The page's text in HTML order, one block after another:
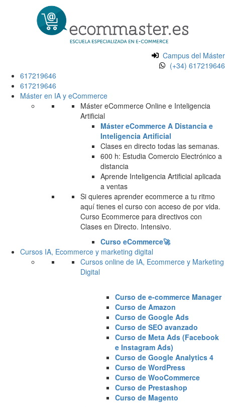
Campus del Máster
(+34) 617219646
617219646
617219646
Máster en IA y eCommerce
Máster eCommerce Online e Inteligencia
Artificial
Máster eCommerce A Distancia e
Inteligencia Artificial
Clases en directo todas las semanas.
600 h: Estudia Comercio Electrónico a
distancia
Aprende Inteligencia Artificial aplicada
a ventas
Si quieres aprender ecommerce a tu ritmo
aquí tienes el curso con acceso de por vida.
Curso Ecommerce para directivos con
Clases en Directo. Intensivo.
Curso eCommerce🚀
Cursos IA, Ecommerce y marketing digital
Cursos online de IA, Ecommerce y Marketing
Digital
Curso de e-commerce Manager
Curso de Amazon
Curso de Google Ads
Curso de SEO avanzado
Curso de Meta Ads (Facebook
e Instagram Ads)
Curso de Google Analytics 4
Curso de WordPress
Curso de WooCommerce
Curso de Prestashop
Curso de Magento